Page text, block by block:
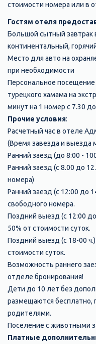
стоимости номера или
Гостям отеля
Большой сытный завтрак
континентальный,
Место для авто на
при необходимости
Персональное посещение
турецкого хамама на
минут на 1 номер с 7.30
Прочие условия:
Расчетный час в отеле
(Время завезда и выезда
Ранний заезд (до 8:00 -
Ранний заезд (с 8.00 до
номера)
Ранний заезд (с 12:00 до
свободного номера.
Поздний выезд (с 12:00
50% от стоимости суток.
Поздний выезд (с 18-00
стоимости суток.
Возможность раннего
отделе бронирования!
Дети до 10 лет без
размещаются бесплатно,
родителями.
Поселение с животными
Платные